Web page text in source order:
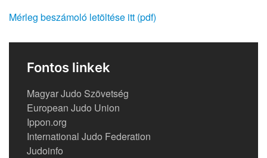
Mérleg beszámoló letöltése itt (pdf)
Fontos linkek
Magyar Judo Szövetség
European Judo Union
Ippon.org
International Judo Federation
Judoinfo